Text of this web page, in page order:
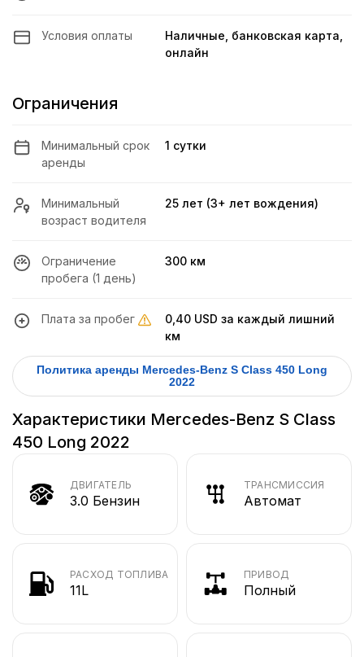
Условия оплаты
Наличные, банковская карта,
онлайн
Ограничения
Минимальный срок
аренды
1 сутки
Минимальный
возраст водителя
25 лет (3+ лет вождения)
Ограничение
пробега (1 день)
300 км
Плата за пробег 0,40 USD за каждый лишний
км
Политика аренды Mercedes-Benz S Class 450 Long
2022
Характеристики Mercedes-Benz S Class
450 Long 2022
ДВИГАТЕЛЬ
3.0 Бензин
ТРАНСМИССИЯ
Автомат
РАСХОД ТОПЛИВА
11L
ПРИВОД
Полный